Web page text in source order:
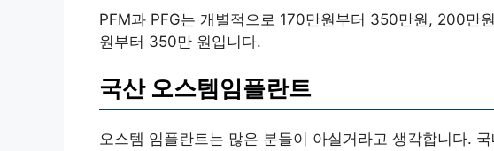
PFM과 PFG는 개별적으로 170만원부터 350만원, 200만
원부터 350만 원입니다.
국산 오스템임플란트
오스템 임플란트는 많은 분들이 아실거라고 생각합니다.